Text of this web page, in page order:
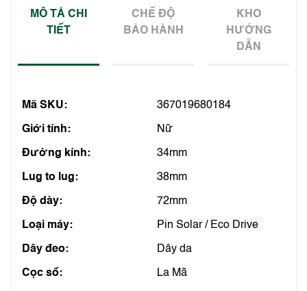
MÔ TẢ CHI
TIẾT
CHẾ ĐỘ
BẢO HÀNH
KHO
HƯỚNG
DẪN
Mã SKU: 367019680184
Giới tính: Nữ
Đường kính: 34mm
Lug to lug: 38mm
Độ dày: 72mm
Loại máy: Pin Solar / Eco Drive
Dây đeo: Dây da
Cọc số: La Mã